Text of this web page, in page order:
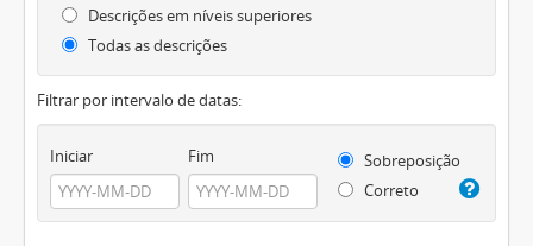
Descrições em níveis superiores
Todas as descrições
Filtrar por intervalo de datas:
Iniciar Fim
Sobreposição
Correto